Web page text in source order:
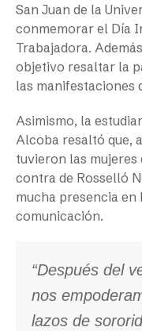
San Juan de la
conmemorar el Día
Trabajadora.
objetivo resaltar la
las manifestaciones
Asimismo, la
Alcoba resaltó que,
tuvieron las mujeres
contra de Rosselló
mucha presencia
comunicación.
“Después del
nos
lazos de